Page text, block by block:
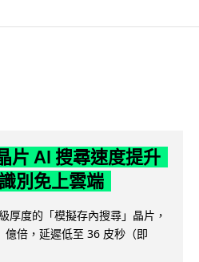
片 AI 搜尋速度提升
別免上雲端
厚度的「模擬存內搜尋」晶片，
億倍，延遲低至 36 皮秒（即